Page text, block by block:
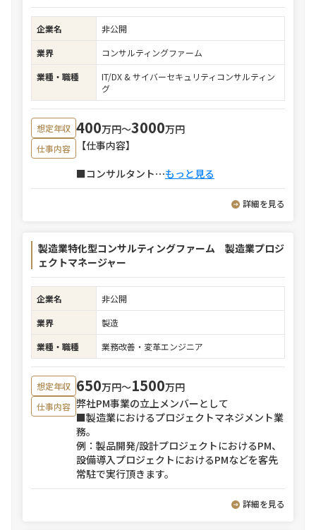
企業名
非公開
業界
コンサルティングファーム
業種・職種
IT/DX & サイバーセキュリティコンサルティン
グ
想定年収 400万円〜3000万円
仕事内容
【仕事内容】
■コンサルタント⋯もっと見る
詳細を見る
製造業特化型コンサルティングファーム 製造業プロジ
ェクトマネージャー
企業名
非公開
業界
製造
業種・職種
業務改善・変革エンジニア
想定年収 650万円〜1500万円
仕事内容 弊社PM事業の立上メンバーとして
■製造業におけるプロジェクトマネジメント業
務。
例：製品開発/設計プロジェクトにおけるPM、
設備導入プロジェクトにおけるPMなどを客先
常駐で実行頂きます。
詳細を見る